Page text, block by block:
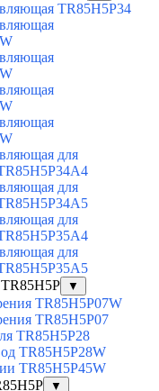
TR85H5P34
для
для
для
для
▼
TR85H5P07W
TR85H5P07
TR85H5P28
TR85H5P28W
TR85H5P45W
▼